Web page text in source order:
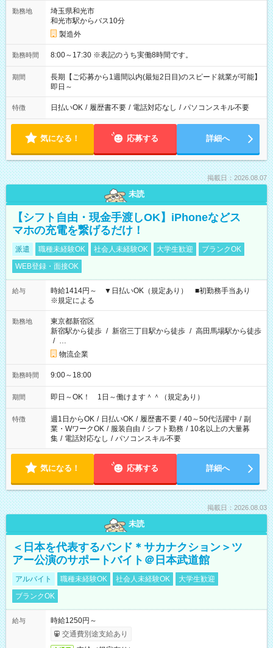
勤務地
埼玉県和光市
和光市駅からバス10分
製造外
勤務時間 8:00～17:30 ※表記のうち実働8時間です。
期間
長期【ご応募から1週間以内(最短2日目)のスピード就業が可能】
即日～
特徴 日払いOK / 履歴書不要 / 電話対応なし / パソコンスキル不要
気になる！ 応募する 詳細へ
掲載日：2026.08.07
未読
【シフト自由・現金手渡しOK】iPhoneなどス
マホの充電を繋げるだけ！
派遣 職種未経験OK 社会人未経験OK 大学生歓迎
ブランクOK
WEB登録・面接OK
給与
時給1414円～ ▼日払いOK（規定あり） ■初勤務手当あり
※規定による
勤務地
東京都新宿区
新宿駅から徒歩 / 新宿三丁目駅から徒歩 / 高田馬場駅から徒歩
/ …
物流企業
勤務時間 9:00～18:00
期間 即日～OK！ 1日～働けます＾＾（規定あり）
特徴 週1日からOK / 日払いOK / 履歴書不要 / 40～50代活躍中 / 副
業・WワークOK / 服装自由 / シフト勤務 / 10名以上の大量募
集 / 電話対応なし / パソコンスキル不要
気になる！ 応募する 詳細へ
掲載日：2026.08.03
未読
＜日本を代表するバンド＊サカナクション＞ツ
アー公演のサポートバイト＠日本武道館
アルバイト 職種未経験OK 社会人未経験OK
大学生歓迎
ブランクOK
給与
時給1250円～
交通費別途支給あり